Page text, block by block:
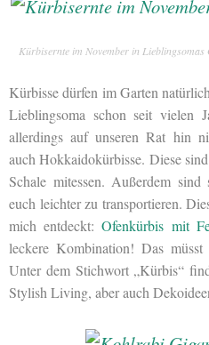
Kürbisernte im November in Lieblingsomas
Kürbisse dürfen im Garten
Lieblingsoma schon seit vielen
allerdings auf unseren Rat hin
auch Hokkaidokürbisse. Diese
Schale mitessen. Außerdem
euch leichter zu transportieren.
mich entdeckt:Ofenkürbis mit
leckere Kombination! Das
Unter dem Stichwort „Kürbis“
Stylish Living, aber auch